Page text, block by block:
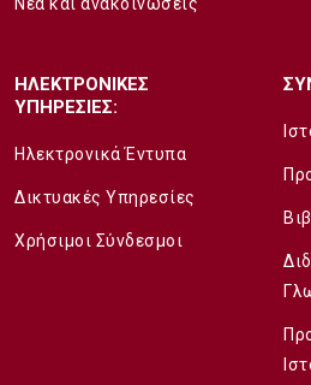
ΗΛΕΚΤΡΟΝΙΚΕΣ
ΥΠΗΡΕΣΙΕΣ:
Ηλεκτρονικά Έντυπα
Δικτυακές Υπηρεσίες
Χρήσιμοι Σύνδεσμοι